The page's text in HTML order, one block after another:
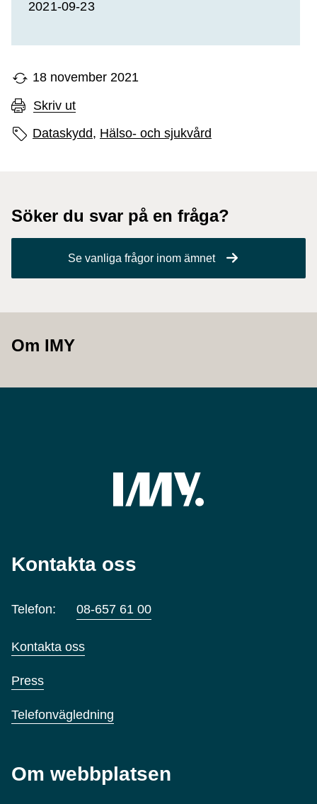
2021-09-23
18 november 2021
Skriv ut
Sidans etiketter
Dataskydd, Hälso- och sjukvård
Söker du svar på en fråga?
Se vanliga frågor inom ämnet
Om IMY
Kontakta oss
Telefon: 08-657 61 00
Kontakta oss
Press
Telefonvägledning
Om webbplatsen